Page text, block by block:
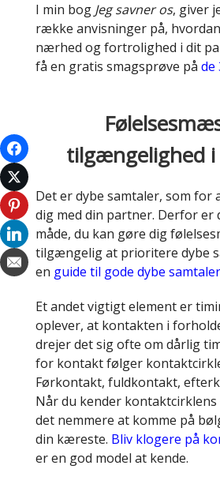
I min bog Jeg savner os, giver
række anvisninger på,
nærhed og fortrolighed i dit
få en gratis smagsprøve på de
tilgængelighed i
Det er dybe samtaler, som for
dig med din partner. Derfor er
måde, du kan gøre dig
tilgængelig at prioritere dybe
en guide til gode dybe samtaler
Et andet vigtigt element er
oplever, at kontakten i
drejer det sig ofte om dårlig
for kontakt følger
Førkontakt, fuldkontakt,
Når du kender
det nemmere at komme på
din kæreste. Bliv klogere på
er en god model at kende.